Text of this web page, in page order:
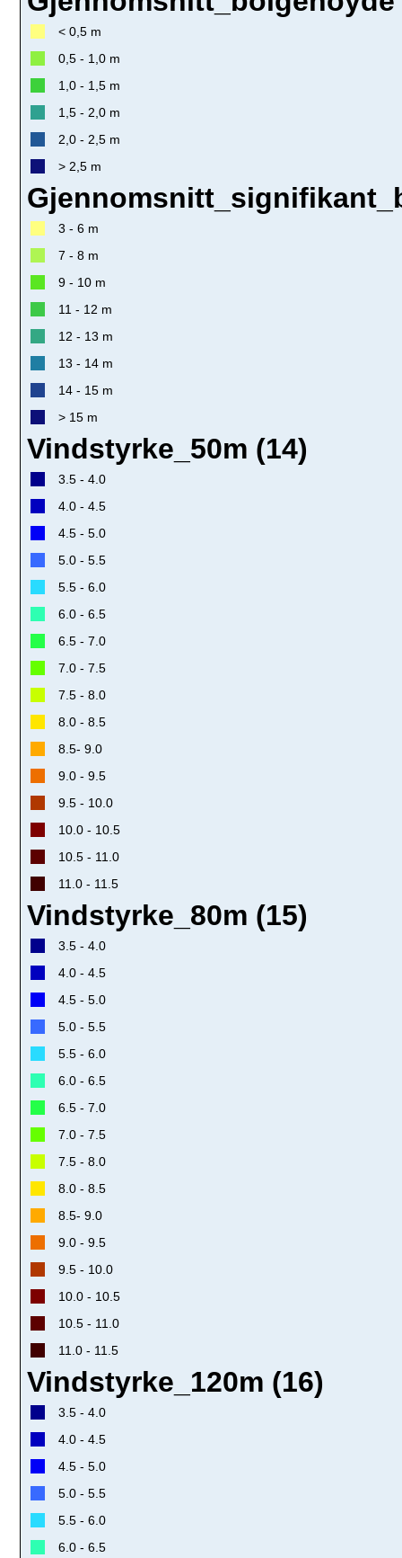
< 0,5 m
0,5 - 1,0 m
1,0 - 1,5 m
1,5 - 2,0 m
2,0 - 2,5 m
> 2,5 m
3 - 6 m
7 - 8 m
9 - 10 m
11 - 12 m
12 - 13 m
13 - 14 m
14 - 15 m
> 15 m
Vindstyrke_50m (14)
3.5 - 4.0
4.0 - 4.5
4.5 - 5.0
5.0 - 5.5
5.5 - 6.0
6.0 - 6.5
6.5 - 7.0
7.0 - 7.5
7.5 - 8.0
8.0 - 8.5
8.5- 9.0
9.0 - 9.5
9.5 - 10.0
10.0 - 10.5
10.5 - 11.0
11.0 - 11.5
Vindstyrke_80m (15)
3.5 - 4.0
4.0 - 4.5
4.5 - 5.0
5.0 - 5.5
5.5 - 6.0
6.0 - 6.5
6.5 - 7.0
7.0 - 7.5
7.5 - 8.0
8.0 - 8.5
8.5- 9.0
9.0 - 9.5
9.5 - 10.0
10.0 - 10.5
10.5 - 11.0
11.0 - 11.5
Vindstyrke_120m (16)
3.5 - 4.0
4.0 - 4.5
4.5 - 5.0
5.0 - 5.5
5.5 - 6.0
6.0 - 6.5